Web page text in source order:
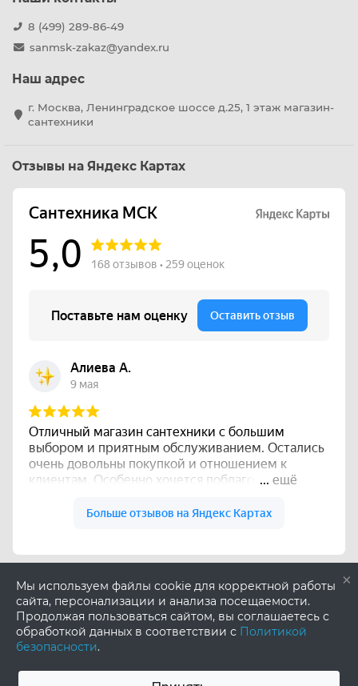
×
Мы используем файлы cookie для корректной работы
сайта, персонализации и анализа посещаемости.
Продолжая пользоваться сайтом, вы соглашаетесь с
обработкой данных в соответствии с Политикой
безопасности.
8 (499) 289-86-49
sanmsk-zakaz@yandex.ru
Наш адрес
г. Москва, Ленинградское шоссе д.25, 1 этаж магазин-
сантехники
Отзывы на Яндекс Картах